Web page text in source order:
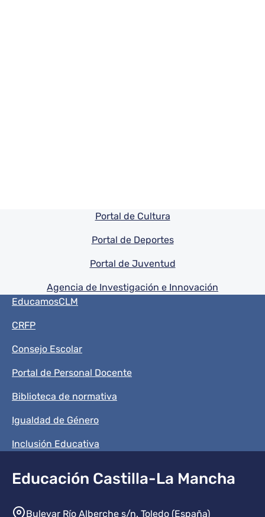
Pie de pagina información
Portal de Cultura
Portal de Deportes
Portal de Juventud
Agencia de Investigación e Innovación
Menú del pie
EducamosCLM
CRFP
Consejo Escolar
Portal de Personal Docente
Biblioteca de normativa
Igualdad de Género
Inclusión Educativa
Educación Castilla-La Mancha
Bulevar Río Alberche s/n. Toledo (España)